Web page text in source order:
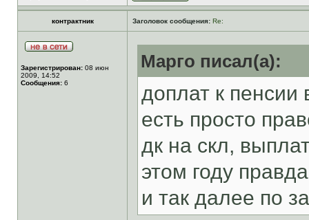
контрактник Заголовок сообщения: Re:
Зарегистрирован: 08 июн
2009, 14:52
Сообщения: 6
Марго писал(а):
доплат к пенсии
есть просто
дк на скл,
этом году
и так далее по